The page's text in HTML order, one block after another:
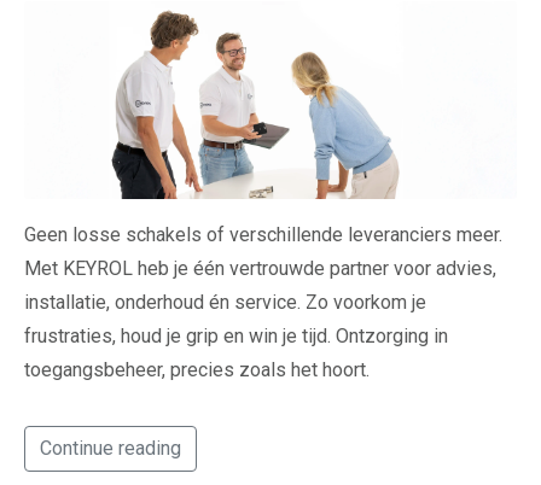
Geen losse schakels of verschillende leveranciers meer.
Met KEYROL heb je één vertrouwde partner voor advies,
installatie, onderhoud én service. Zo voorkom je
frustraties, houd je grip en win je tijd. Ontzorging in
toegangsbeheer, precies zoals het hoort.
Continue reading